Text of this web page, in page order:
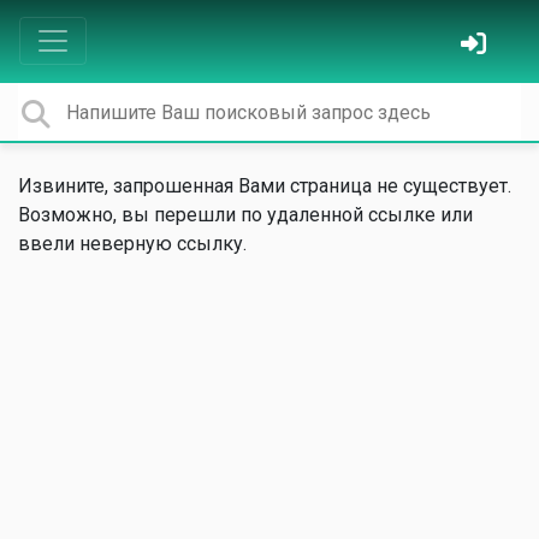
Извините, запрошенная Вами страница не существует.
Возможно, вы перешли по удаленной ссылке или
ввели неверную ссылку.